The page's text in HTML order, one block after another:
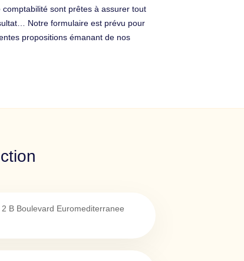
sont prêtes à assurer tout
Notre formulaire est prévu pour
propositions émanant de nos
B Boulevard Euromediterranee